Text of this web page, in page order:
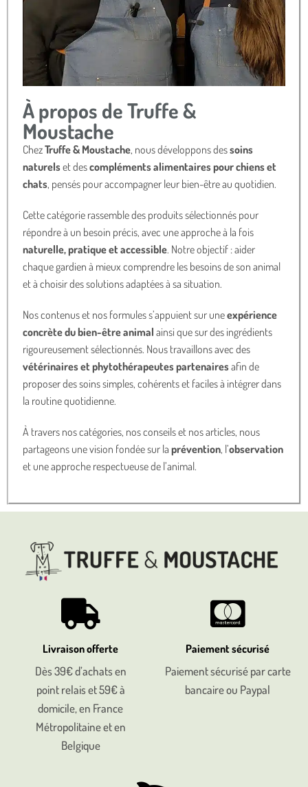
À propos de Truffe &
Moustache
ChezTruffe & Moustache, nous développons dessoins
naturelset descompléments alimentaires pour chiens et
chats, pensés pour accompagner leur bien-être au quotidien.
Cette catégorie rassemble des produits sélectionnés pour
répondre à un besoin précis, avec une approche à la fois
naturelle, pratique et accessible. Notre objectif : aider
chaque gardien à mieux comprendre les besoins de son animal
et à choisir des solutions adaptées à sa situation.
Nos contenus et nos formules s’appuient sur uneexpérience
concrète du bien-être animal ainsi que sur des ingrédients
rigoureusement sélectionnés. Nous travaillons avec des
vétérinaires et phytothérapeutes partenairesafin de
proposer des soins simples, cohérents et faciles à intégrer dans
la routine quotidienne.
À travers nos catégories, nos conseils et nos articles, nous
partageons une vision fondée sur la prévention, l’observation
et une approche respectueuse de l’animal.
Livraison offerte
Dès 39€ d’achats en
point relais et 59€ à
domicile, en France
Métropolitaine et en
Belgique
Paiement sécurisé
Paiement sécurisé par carte
bancaire ou Paypal